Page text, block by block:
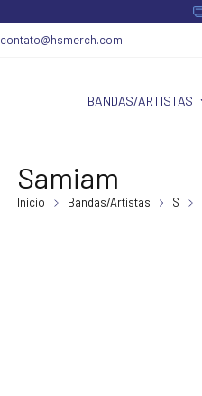
contato@hsmerch.com
BANDAS/ARTISTAS
Samiam
Início Bandas/Artistas S